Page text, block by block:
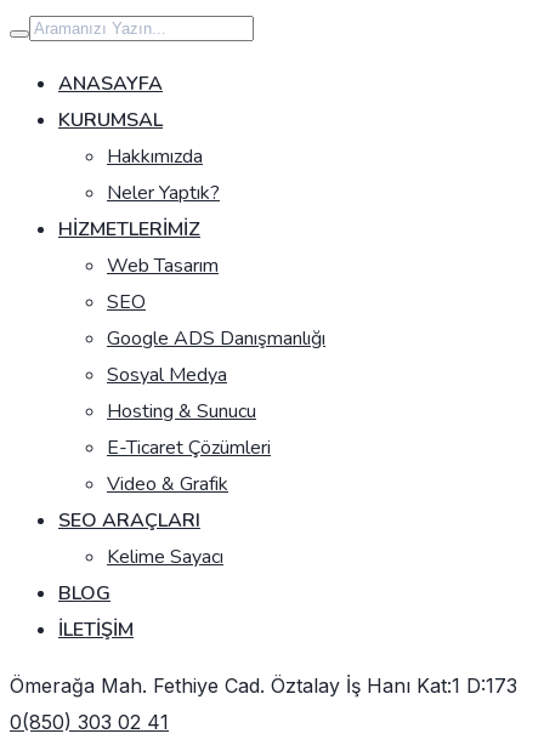
İçeriğe
geç
ANASAYFA
KURUMSAL
Hakkımızda
Neler Yaptık?
HIZMETLERIMIZ
Web Tasarım
SEO
Google ADS Danışmanlığı
Sosyal Medya
Hosting & Sunucu
E-Ticaret Çözümleri
Video & Grafik
SEO ARAÇLARI
Kelime Sayacı
BLOG
İLETIŞIM
Ömerağa Mah. Fethiye Cad. Öztalay İş Hanı Kat:1 D:173
0(850) 303 02 41